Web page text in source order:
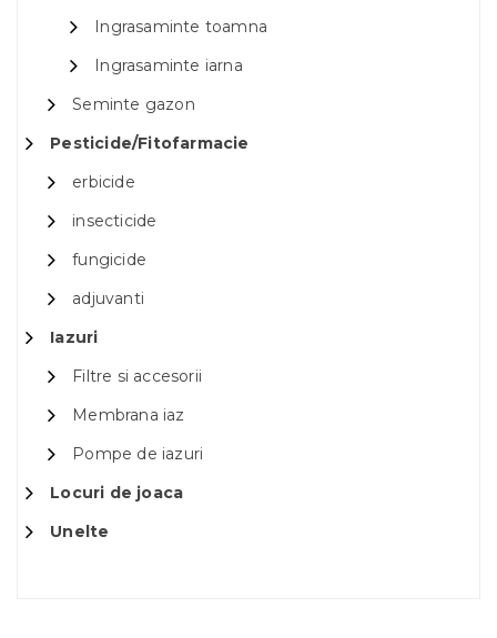
Ingrasaminte toamna
Ingrasaminte iarna
Seminte gazon
Pesticide/Fitofarmacie
erbicide
insecticide
fungicide
adjuvanti
Iazuri
Filtre si accesorii
Membrana iaz
Pompe de iazuri
Locuri de joaca
Unelte